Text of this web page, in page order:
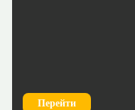
Перейти